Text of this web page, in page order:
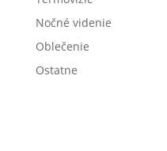
Nočné videnie
Oblečenie
Ostatne